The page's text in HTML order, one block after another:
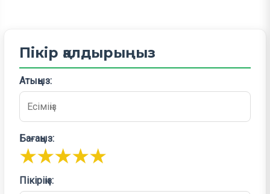
Пікір қалдырыңыз
Атыңыз:
Бағаңыз:
★★★★★
Пікіріңіз: